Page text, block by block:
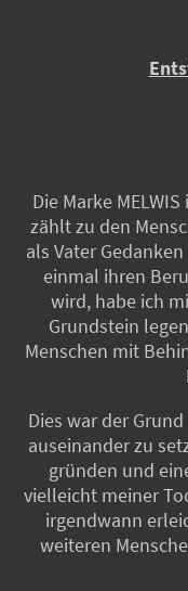
Die Marke
zählt zu den
als Vater
einmal ihren
wird, habe ich
Grundstein
Menschen mit
Dies war der
auseinander zu
gründen und
vielleicht meiner
irgendwann
weiteren